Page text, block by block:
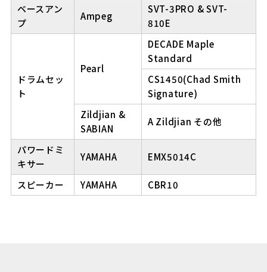
ベースアン
プ
Ampeg
SVT-3PRO & SVT-
810E
ドラムセッ
ト
Pearl
DECADE Maple
Standard
CS1450(Chad Smith
Signature)
Zildjian &
SABIAN
A Zildjian その他
パワードミ
キサー
YAMAHA EMX5014C
スピーカー YAMAHA CBR10